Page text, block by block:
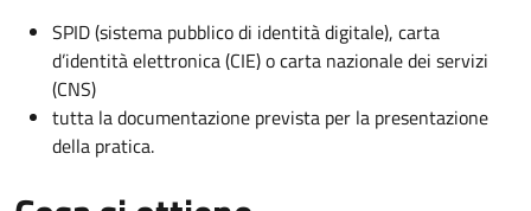
SPID (sistema pubblico di identità digitale), carta
d’identità elettronica (CIE) o carta nazionale dei servizi
(CNS)
tutta la documentazione prevista per la presentazione
della pratica.